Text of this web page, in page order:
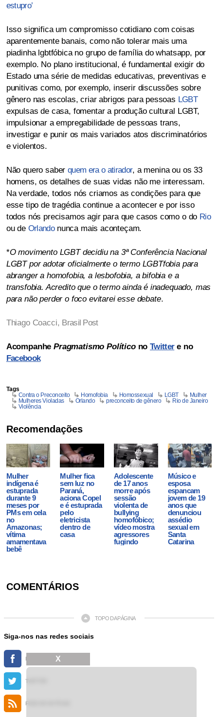
estupro’
Isso significa um compromisso cotidiano com coisas
aparentemente banais, como não tolerar mais uma
piadinha lgbtfóbica no grupo de família do whatsapp, por
exemplo. No plano institucional, é fundamental exigir do
Estado uma série de medidas educativas, preventivas e
punitivas como, por exemplo, inserir discussões sobre
gênero nas escolas, criar abrigos para pessoas LGBT
expulsas de casa, fomentar a produção cultural LGBT,
impulsionar a empregabilidade de pessoas trans,
investigar e punir os mais variados atos discriminatórios
e violentos.
Não quero saberquem era o atirador, a menina ou os 33
homens, os detalhes de suas vidas não me interessam.
Na verdade, todos nós criamos as condições para que
esse tipo de tragédia continue a acontecer e por isso
todos nós precisamos agir para que casos como o do Rio
ou de Orlandonunca mais aconteçam.
*O movimento LGBT decidiu na 3ª Conferência Nacional
LGBT por adotar oficialmente o termo LGBTfobia para
abranger a homofobia, a lesbofobia, a bifobia e a
transfobia. Acredito que o termo ainda é inadequado, mas
para não perder o foco evitarei esse debate.
Thiago Coacci, Brasil Post
AcompanhePragmatismo PolíticonoTwittere no
Facebook
Tags
Contra o Preconceito
Homofobia Homossexual LGBT
Mulher
Mulheres Violadas
Orlando preconceito de gênero
Rio de Janeiro
Violência
Recomendações
Mulher
indígena é
estuprada
durante 9
meses por
PMs em cela
no
Amazonas;
vítima
amamentava
bebê
Mulher fica
sem luz no
Paraná,
aciona Copel
e é estuprada
pelo
eletricista
dentro de
casa
Adolescente
de 17 anos
morre após
sessão
violenta de
bullying
homofóbico;
vídeo mostra
agressores
fugindo
Músico e
esposa
espancam
jovem de 19
anos que
denunciou
assédio
sexual em
Santa
Catarina
COMENTÁRIOS
TOPO DA PÁGINA
Siga-nos nas redes sociais
FACEBOOK
TWITTER
FEED DE NOTÍCIAS
X